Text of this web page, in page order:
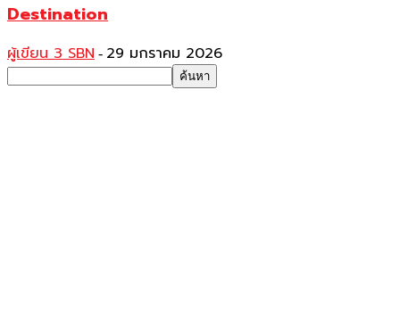
Destination
ผู้เขียน 3 SBN - 29 มกราคม 2026